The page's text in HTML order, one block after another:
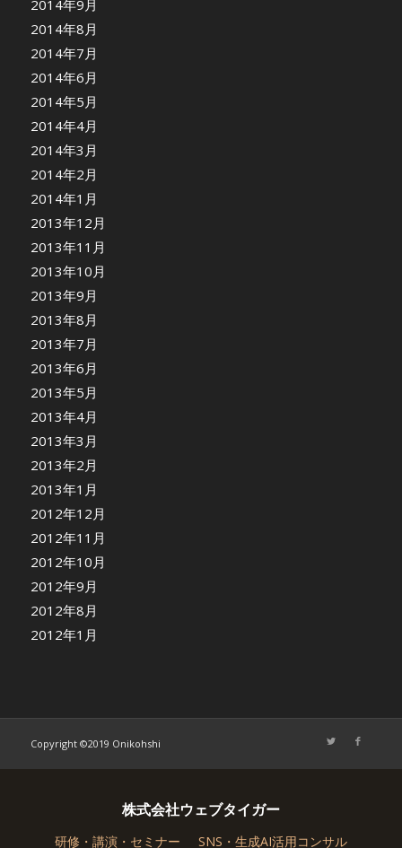
2014年9月
2014年8月
2014年7月
2014年6月
2014年5月
2014年4月
2014年3月
2014年2月
2014年1月
2013年12月
2013年11月
2013年10月
2013年9月
2013年8月
2013年7月
2013年6月
2013年5月
2013年4月
2013年3月
2013年2月
2013年1月
2012年12月
2012年11月
2012年10月
2012年9月
2012年8月
2012年1月
Copyright ©2019 Onikohshi
株式会社ウェブタイガー
研修・講演・セミナー SNS・生成AI活用コンサル